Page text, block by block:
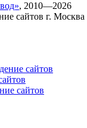
, 2010—2026
сайтов г. Москва
сайтов
сайтов